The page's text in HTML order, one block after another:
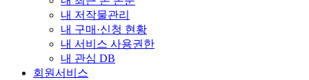
내 저작물관리
내 구매·신청 현황
내 서비스 사용권한
내 관심 DB
회원서비스